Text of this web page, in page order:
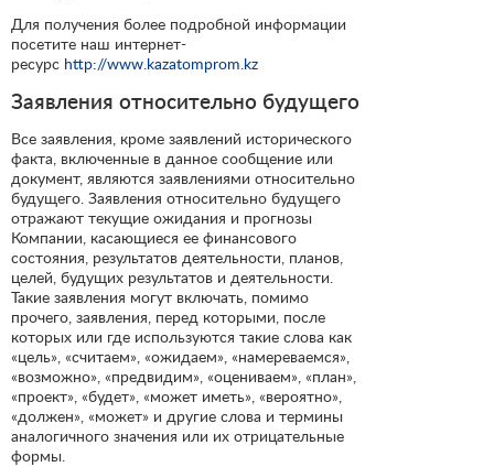
Для получения более подробной информации
посетите наш интернет-
ресурс http://www.kazatomprom.kz
Заявления относительно будущего
Все заявления, кроме заявлений исторического
факта, включенные в данное сообщение или
документ, являются заявлениями относительно
будущего. Заявления относительно будущего
отражают текущие ожидания и прогнозы
Компании, касающиеся ее финансового
состояния, результатов деятельности, планов,
целей, будущих результатов и деятельности.
Такие заявления могут включать, помимо
прочего, заявления, перед которыми, после
которых или где используются такие слова как
«цель», «считаем», «ожидаем», «намереваемся»,
«возможно», «предвидим», «оцениваем», «план»,
«проект», «будет», «может иметь», «вероятно»,
«должен», «может» и другие слова и термины
аналогичного значения или их отрицательные
формы.